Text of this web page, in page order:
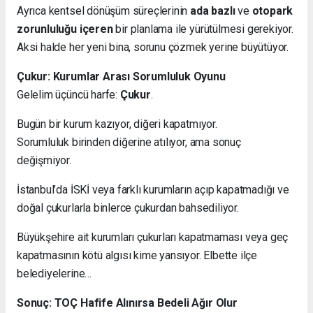
Ayrıca kentsel dönüşüm süreçlerinin ada bazlıve otopark
zorunluluğu içerenbir planlama ile yürütülmesi gerekiyor.
Aksi halde her yeni bina, sorunu çözmek yerine büyütüyor.
Çukur: Kurumlar Arası Sorumluluk Oyunu
Gelelim üçüncü harfe: Çukur.
Bugün bir kurum kazıyor, diğeri kapatmıyor.
Sorumluluk birinden diğerine atılıyor, ama sonuç
değişmiyor.
İstanbul’da İSKİ veya farklı kurumların açıp kapatmadığı ve
doğal çukurlarla binlerce çukurdan bahsediliyor.
Büyükşehire ait kurumları çukurları kapatmaması veya geç
kapatmasının kötü algısı kime yansıyor. Elbette ilçe
belediyelerine…
Sonuç: TOÇ Hafife Alınırsa Bedeli Ağır Olur